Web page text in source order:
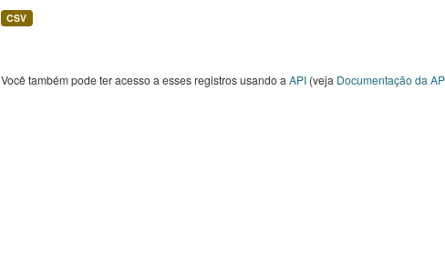
CSV
Você também pode ter acesso a esses registros usando a API(veja Documentação da